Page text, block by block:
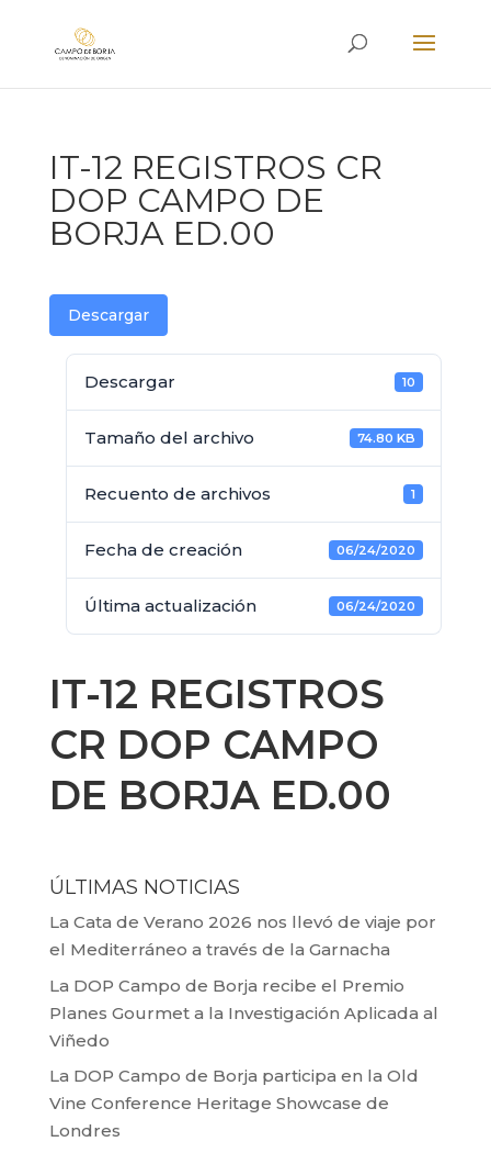
IT-12 REGISTROS CR
DOP CAMPO DE
BORJA ED.00
Descargar
Descargar 10
Tamaño del archivo 74.80 KB
Recuento de archivos 1
Fecha de creación 06/24/2020
Última actualización 06/24/2020
IT-12 REGISTROS
CR DOP CAMPO
DE BORJA ED.00
ÚLTIMAS NOTICIAS
La Cata de Verano 2026 nos llevó de viaje por
el Mediterráneo a través de la Garnacha
La DOP Campo de Borja recibe el Premio
Planes Gourmet a la Investigación Aplicada al
Viñedo
La DOP Campo de Borja participa en la Old
Vine Conference Heritage Showcase de
Londres